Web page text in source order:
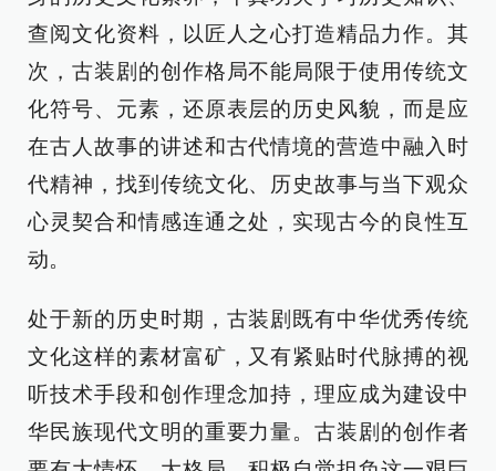
查阅文化资料，以匠人之心打造精品力作。其
次，古装剧的创作格局不能局限于使用传统文
化符号、元素，还原表层的历史风貌，而是应
在古人故事的讲述和古代情境的营造中融入时
代精神，找到传统文化、历史故事与当下观众
心灵契合和情感连通之处，实现古今的良性互
动。
处于新的历史时期，古装剧既有中华优秀传统
文化这样的素材富矿，又有紧贴时代脉搏的视
听技术手段和创作理念加持，理应成为建设中
华民族现代文明的重要力量。古装剧的创作者